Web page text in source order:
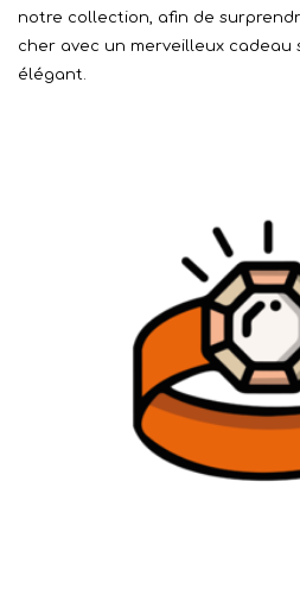
notre collection, afin de
cher avec un merveilleux cadeau
élégant.